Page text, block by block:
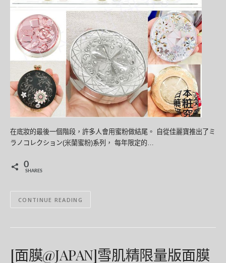
在底妝的最後一個階段，許多人會用蜜粉做結尾。 自從佳麗寶推出了ミ
ラノコレクション(米蘭蜜粉)系列， 每年限定的…
0
SHARES
CONTINUE READING
[面膜@JAPAN]雪肌精限量版面膜